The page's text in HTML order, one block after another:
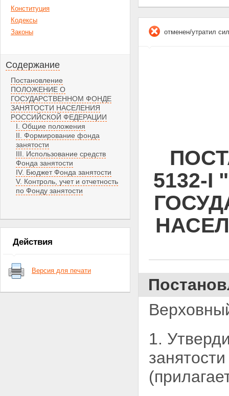
Конституция
Кодексы
Законы
Содержание
Постановление
ПОЛОЖЕНИЕ О
ГОСУДАРСТВЕННОМ ФОНДЕ
ЗАНЯТОСТИ НАСЕЛЕНИЯ
РОССИЙСКОЙ ФЕДЕРАЦИИ
I. Общие положения
II. Формирование фонда
занятости
III. Использование средств
Фонда занятости
IV. Бюджет Фонда занятости
V. Контроль, учет и отчетность
по Фонду занятости
Действия
Версия для печати
отменен/утратил
5132-
1.